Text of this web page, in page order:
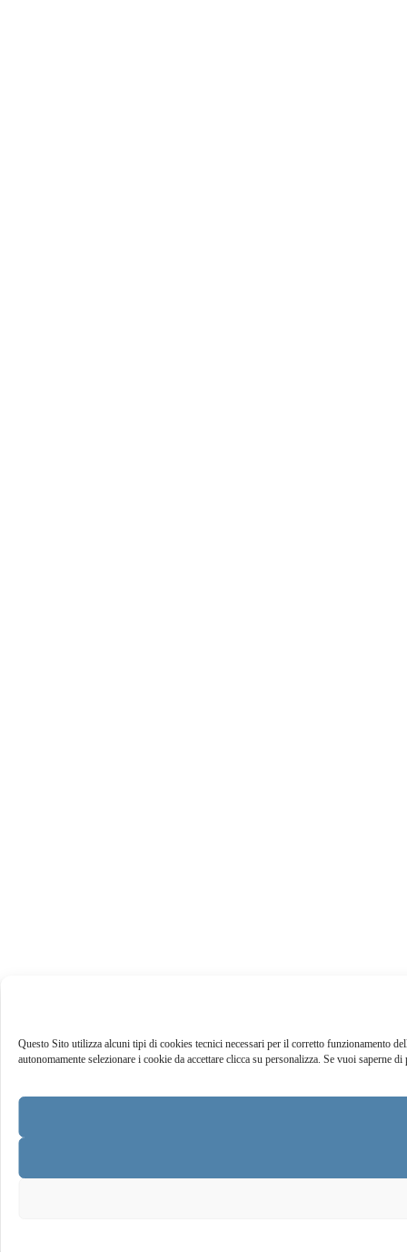
Questo Sito utilizza alcuni tipi di cookies tecnici necessari per il corretto funzionamento
autonomamente selezionare i cookie da accettare clicca su personalizza. Se vuoi saperne